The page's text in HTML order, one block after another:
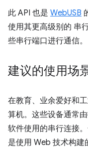
此 API 也是 WebUSB
使用其更高级别的 串
些串行端口进行通信。
建议的使用场
在教育、业余爱好和
算机。这些设备通常
软件使用的串行连接
是使用 Web 技术构建